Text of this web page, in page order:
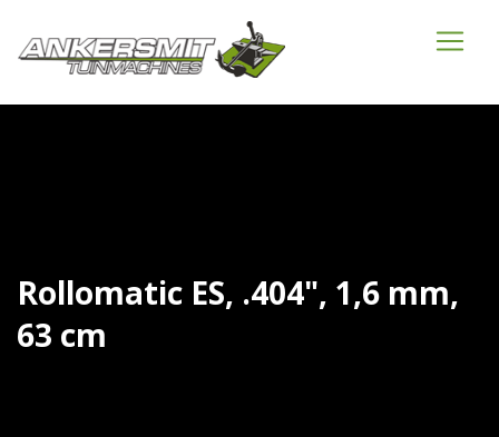
Rollomatic ES, .404", 1,6 mm,
63 cm